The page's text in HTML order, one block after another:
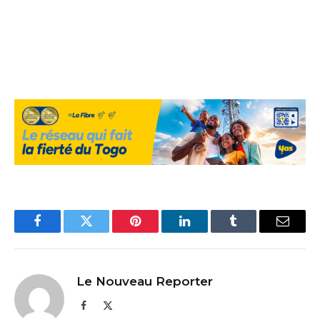
FacebookTwitter Pinterest LinkedInTumblr Email
Le Nouveau Reporter
Facebook